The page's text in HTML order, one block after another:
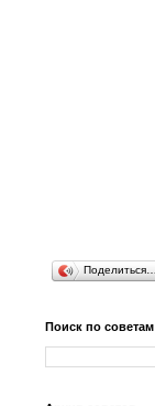
Поделиться…
Поиск по советам